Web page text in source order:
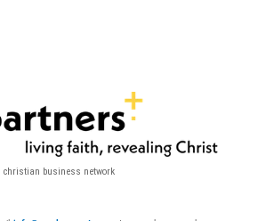
christian business network